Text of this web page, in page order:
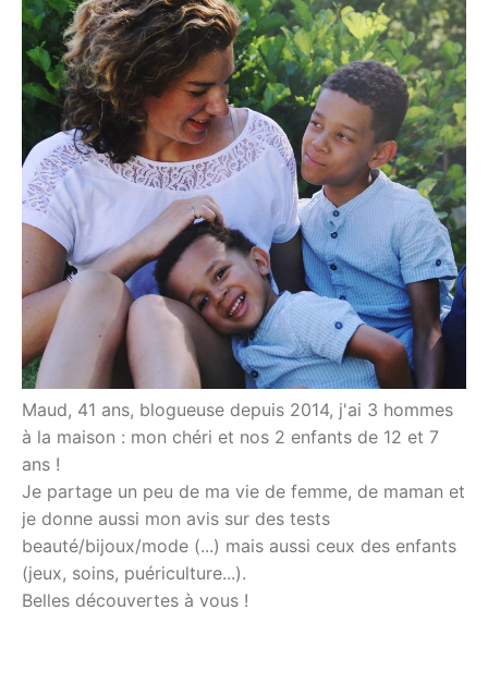
Maud, 41 ans, blogueuse depuis 2014, j'ai 3 hommes
à la maison : mon chéri et nos 2 enfants de 12 et 7
ans !
Je partage un peu de ma vie de femme, de maman et
je donne aussi mon avis sur des tests
beauté/bijoux/mode (...) mais aussi ceux des enfants
(jeux, soins, puériculture...).
Belles découvertes à vous !